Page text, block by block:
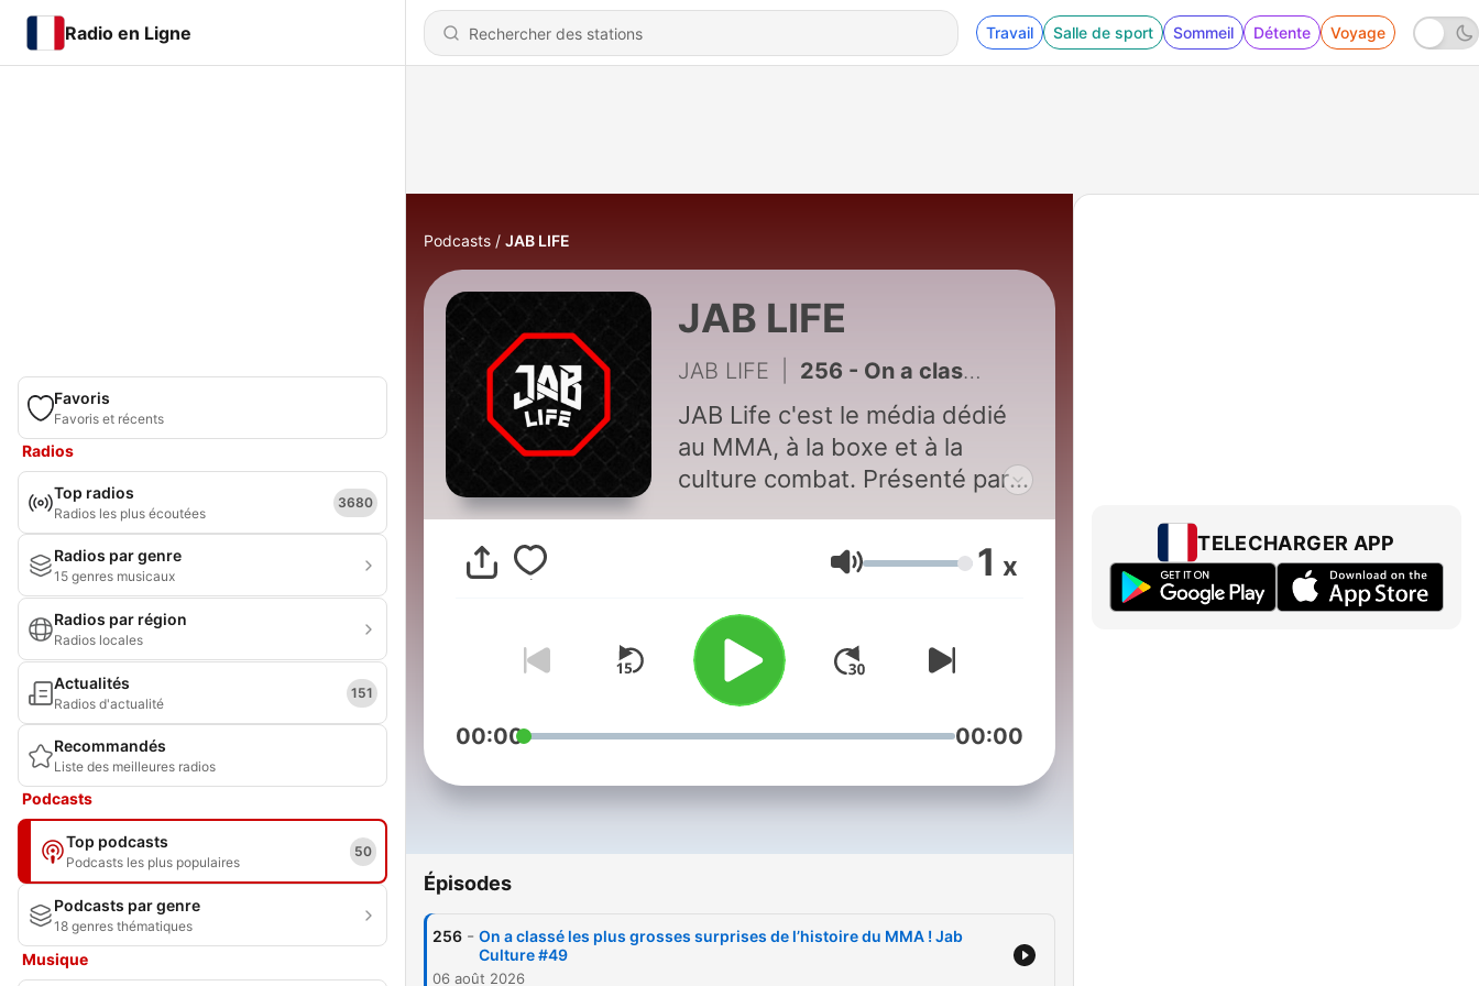
Radio en Ligne Travail Salle de sport Sommeil Détente Voyage
Favoris
Favoris et récents
Radios
Top radios
Radios les plus écoutées
3680
Radios par genre
15 genres musicaux
Radios par région
Radios locales
Actualités
Radios d'actualité
151
Recommandés
Liste des meilleures radios
Podcasts
Top podcasts
Podcasts les plus populaires
50
Podcasts par genre
18 genres thématiques
Musique
Podcasts JAB LIFE
JAB LIFE
JAB LIFE 256 - On a classé les plus grosses surprises de l’histoire du MMA ! Jab Culture #49
JAB Life c'est le média dédié
au MMA, à la boxe et à la
culture combat. Présenté par
retrouvez-nous pour des
analyses. Des interviews, des
décryptages historiques, des
débats. Des immersions au
plus près des événements et
podcast tourné à Nice, dans
Disponible sur YouTube,
toutes les plateformes Produit
Volume 1 x
00:00 00:00
Épisodes
256 - On a classé les plus grosses surprises de l’histoire du MMA ! Jab
Culture #49
06 août 2026
TELECHARGER APP